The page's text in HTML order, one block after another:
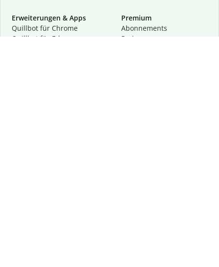
Erweiterungen & Apps
Quillbot für Chrome
Quillbot für Edge
Premium
Abon­ne­ments
Preise